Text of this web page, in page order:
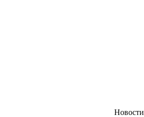
Новости